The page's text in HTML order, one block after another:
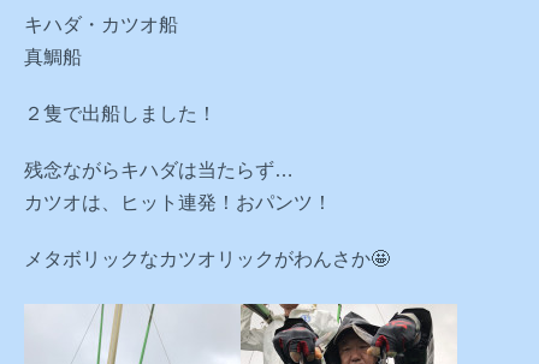
キハダ・カツオ船
真鯛船
２隻で出船しました！
残念ながらキハダは当たらず…
カツオは、ヒット連発！おパンツ！
メタボリックなカツオリックがわんさか🤩